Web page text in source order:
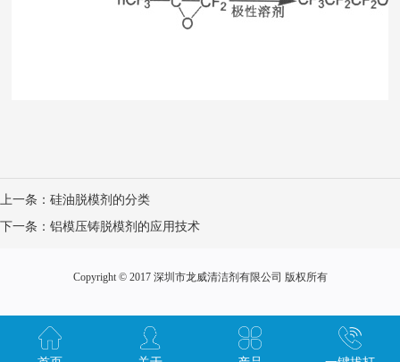
上一条： 硅油脱模剂的分类
下一条： 铝模压铸脱模剂的应用技术
Copyright © 2017 深圳市龙威清洁剂有限公司 版权所有